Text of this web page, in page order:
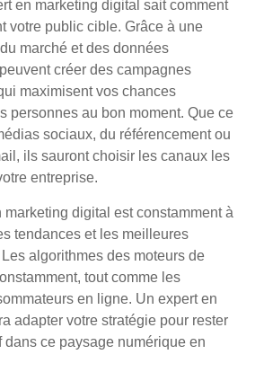
en marketing digital sait comment
votre public cible. Grâce à une
marché et des données
créer des campagnes
maximisent vos chances
personnes au bon moment. Que ce
sociaux, du référencement ou
ils sauront choisir les canaux les
entreprise.
marketing digital est constamment à
tendances et les meilleures
algorithmes des moteurs de
tout comme les
en ligne. Un expert en
adapter votre stratégie pour rester
dans ce paysage numérique en